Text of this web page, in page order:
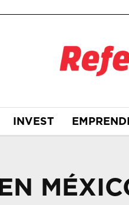
INVEST